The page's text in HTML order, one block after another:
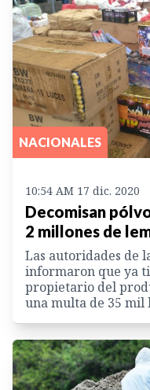
NACIONALES
10:54 AM 17 dic. 2020
Decomisan
2 millones de
Las autoridades de
informaron que ya
propietario del
una multa de 35 mil